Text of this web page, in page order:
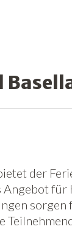
der
Angebot für
sorgen